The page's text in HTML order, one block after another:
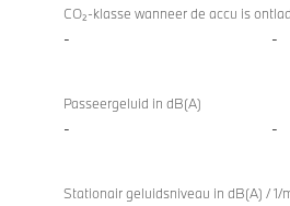
CO₂-klasse wanneer de accu is
- -
Passeergeluid in dB(A)
- -
Stationair geluidsniveau in dB(A) / 1/